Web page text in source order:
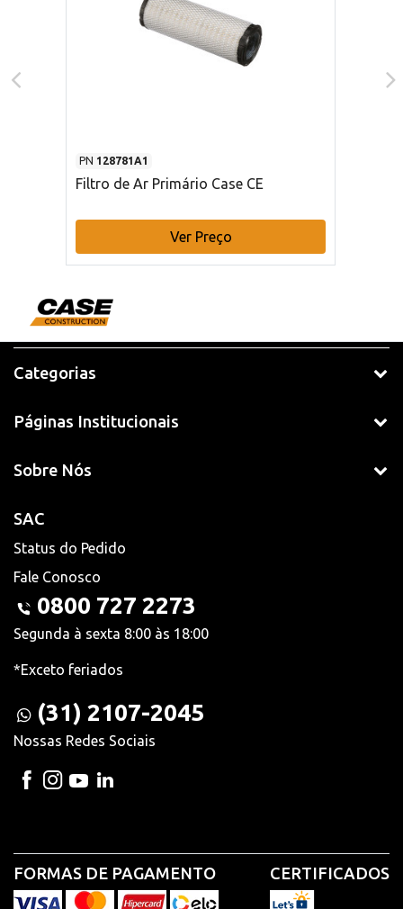
PN 128781A1
Filtro de Ar Primário Case CE
Ver Preço
Categorias
Páginas Institucionais
Sobre Nós
SAC
Status do Pedido
Fale Conosco
0800 727 2273
Segunda à sexta 8:00 às 18:00
*Exceto feriados
(31) 2107-2045
Nossas Redes Sociais
FORMAS DE PAGAMENTO CERTIFICADOS